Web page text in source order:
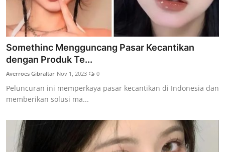
Somethinc Mengguncang Pasar Kecantikan
dengan Produk Te...
Averroes Gibraltar Nov 1, 2023 0
Peluncuran ini memperkaya pasar kecantikan di Indonesia dan
memberikan solusi ma...